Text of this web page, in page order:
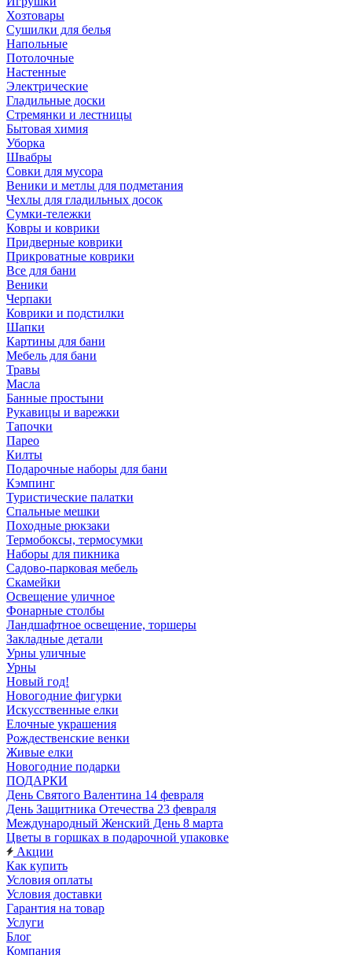
Хозтовары
Сушилки для белья
Напольные
Потолочные
Настенные
Электрические
Гладильные доски
Стремянки и лестницы
Бытовая химия
Уборка
Швабры
Совки для мусора
Веники и метлы для подметания
Чехлы для гладильных досок
Сумки-тележки
Ковры и коврики
Придверные коврики
Прикроватные коврики
Все для бани
Веники
Черпаки
Коврики и подстилки
Шапки
Картины для бани
Мебель для бани
Травы
Масла
Банные простыни
Рукавицы и варежки
Тапочки
Парео
Килты
Подарочные наборы для бани
Кэмпинг
Туристические палатки
Спальные мешки
Походные рюкзаки
Термобоксы, термосумки
Наборы для пикника
Садово-парковая мебель
Скамейки
Освещение уличное
Фонарные столбы
Ландшафтное освещение, торшеры
Закладные детали
Урны уличные
Урны
Новый год!
Новогодние фигурки
Искусственные елки
Елочные украшения
Рождественские венки
Живые елки
Новогодние подарки
ПОДАРКИ
День Святого Валентина 14 февраля
День Защитника Отечества 23 февраля
Международный Женский День 8 марта
Цветы в горшках в подарочной упаковке
Акции
Как купить
Условия оплаты
Условия доставки
Гарантия на товар
Услуги
Блог
Компания